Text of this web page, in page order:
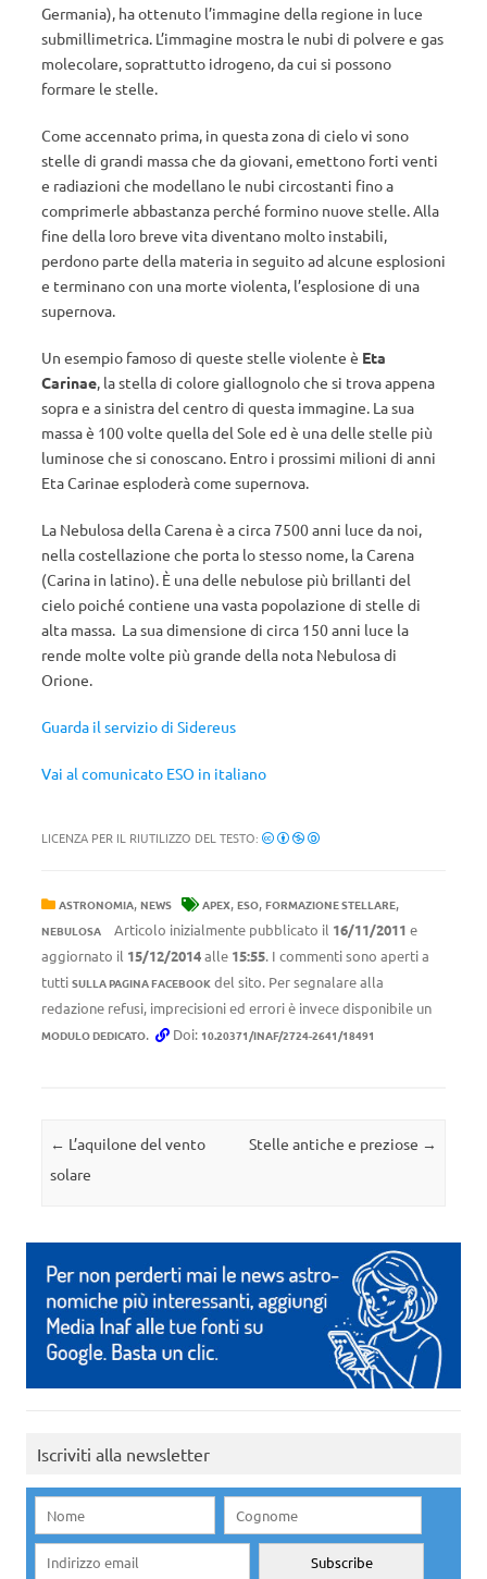
Germania), ha ottenuto l’immagine della regione in luce
submillimetrica. L’immagine mostra le nubi di polvere e gas
molecolare, soprattutto idrogeno, da cui si possono
formare le stelle.
Come accennato prima, in questa zona di cielo vi sono
stelle di grandi massa che da giovani, emettono forti venti
e radiazioni che modellano le nubi circostanti fino a
comprimerle abbastanza perché formino nuove stelle. Alla
fine della loro breve vita diventano molto instabili,
perdono parte della materia in seguito ad alcune esplosioni
e terminano con una morte violenta, l’esplosione di una
supernova.
Un esempio famoso di queste stelle violente è Eta
Carinae, la stella di colore giallognolo che si trova appena
sopra e a sinistra del centro di questa immagine. La sua
massa è 100 volte quella del Sole ed è una delle stelle più
luminose che si conoscano. Entro i prossimi milioni di anni
Eta Carinae esploderà come supernova.
La Nebulosa della Carena è a circa 7500 anni luce da noi,
nella costellazione che porta lo stesso nome, la Carena
(Carina in latino). È una delle nebulose più brillanti del
cielo poiché contiene una vasta popolazione di stelle di
alta massa. La sua dimensione di circa 150 anni luce la
rende molte volte più grande della nota Nebulosa di
Orione.
Guarda il servizio di Sidereus
Vai al comunicato ESO in italiano
LICENZA PER IL RIUTILIZZO DEL TESTO:
ASTRONOMIA, NEWS APEX, ESO, FORMAZIONE STELLARE,
NEBULOSA Articolo inizialmente pubblicato il 16/11/2011 e
aggiornato il 15/12/2014alle 15:55. I commenti sono aperti a
tutti SULLA PAGINA FACEBOOK del sito. Per segnalare alla
redazione refusi, imprecisioni ed errori è invece disponibile un
MODULO DEDICATO. Doi: 10.20371/INAF/2724-2641/18491
Navigazione articolo
← L’aquilone del vento
solare
Stelle antiche e preziose →
Iscriviti alla newsletter